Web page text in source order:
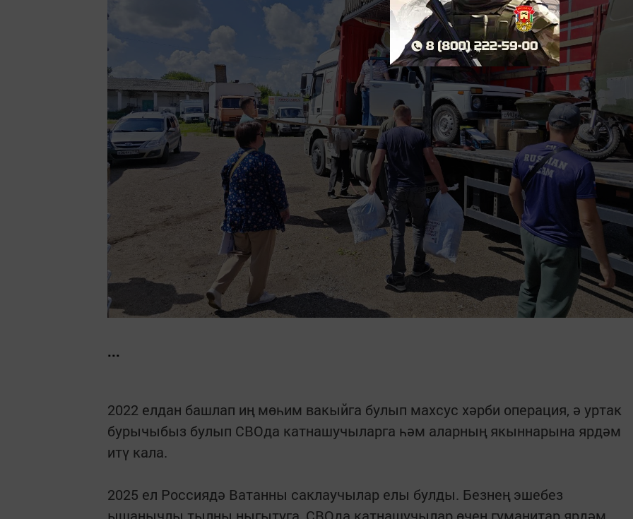
...
2022 елдан башлап иң мөһим вакыйга булып махсус хәрби операция, ә уртак
бурычыбыз булып СВОда катнашучыларга һәм аларның якыннарына ярдәм
итү кала.
2025 ел Россиядә Ватанны саклаучылар елы булды. Безнең эшебез
ышанычлы тылны ныгытуга, СВОда катнашучылар өчен гуманитар ярдәм